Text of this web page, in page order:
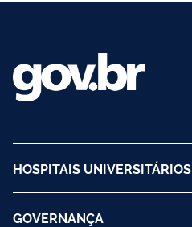
HOSPITAIS UNIVERSITÁRIOS
GOVERNANÇA